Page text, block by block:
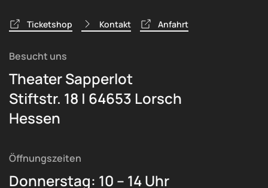
Ticketshop Kontakt Anfahrt
Besucht uns
Theater Sapperlot
Stiftstr. 18 | 64653 Lorsch
Hessen
Öffnungszeiten
Donnerstag: 10 – 14 Uhr